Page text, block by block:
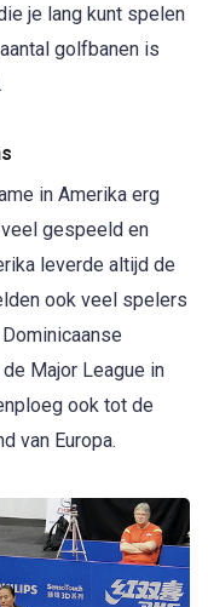
je lang kunt spelen
golfbanen is
in Amerika erg
gespeeld en
leverde altijd de
ook veel spelers
Major League in
ook tot de
van Europa.